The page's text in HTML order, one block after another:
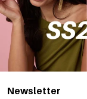
Newsletter